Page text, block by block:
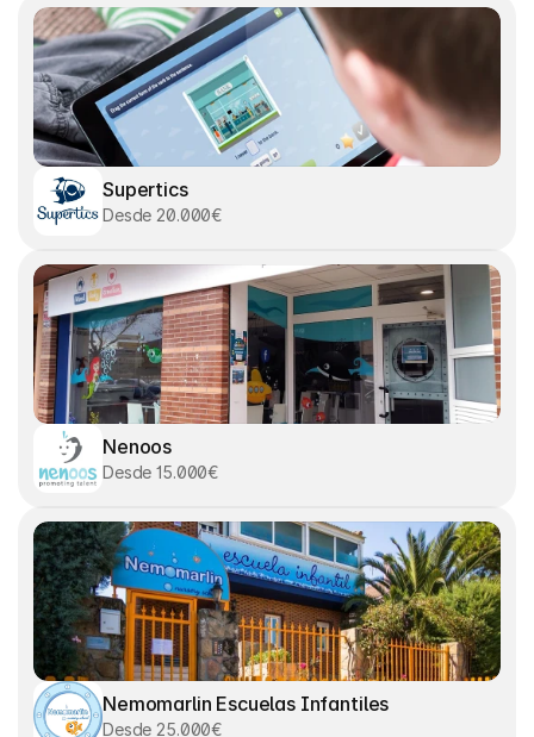
Supertics
Desde 20.000€
Nenoos
Desde 15.000€
Nemomarlin Escuelas Infantiles
Desde 25.000€